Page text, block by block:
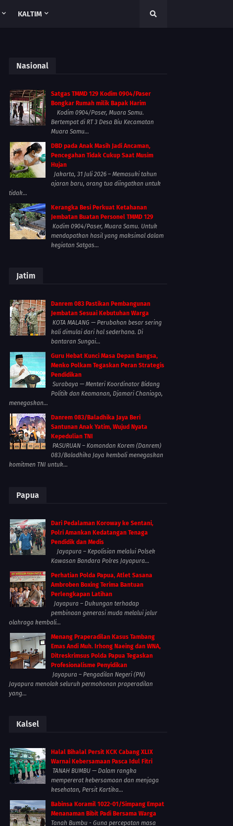
KALTIM
Nasional
Satgas TMMD 129 Kodim 0904/Paser
Bongkar Rumah milik Bapak Harim
Kodim 0904/Paser, Muara Samu.
Bertempat di RT 3 Desa Biu Kecamatan
Muara Samu...
DBD pada Anak Masih Jadi Ancaman,
Pencegahan Tidak Cukup Saat Musim
Hujan
Jakarta, 31 Juli 2026 – Memasuki tahun
ajaran baru, orang tua diingatkan untuk
tidak...
Kerangka Besi Perkuat Ketahanan
Jembatan Buatan Personel TMMD 129
Kodim 0904/Paser, Muara Samu. Untuk
mendapatkan hasil yang maksimal dalam
kegiatan Satgas...
Jatim
Danrem 083 Pastikan Pembangunan
Jembatan Sesuai Kebutuhan Warga
KOTA MALANG — Perubahan besar sering
kali dimulai dari hal sederhana. Di
bantaran Sungai...
Guru Hebat Kunci Masa Depan Bangsa,
Menko Polkam Tegaskan Peran Strategis
Pendidikan
Surabaya — Menteri Koordinator Bidang
Politik dan Keamanan, Djamari Chaniago,
menegaskan...
Danrem 083/Baladhika Jaya Beri
Santunan Anak Yatim, Wujud Nyata
Kepedulian TNI
PASURUAN – Komandan Korem (Danrem)
083/Baladhika Jaya kembali menegaskan
komitmen TNI untuk...
Papua
Dari Pedalaman Koroway ke Sentani,
Polri Amankan Kedatangan Tenaga
Pendidik dan Medis
Jayapura – Kepolisian melalui Polsek
Kawasan Bandara Polres Jayapura...
Perhatian Polda Papua, Atlet Sasana
Ambroben Boxing Terima Bantuan
Perlengkapan Latihan
Jayapura – Dukungan terhadap
pembinaan generasi muda melalui jalur
olahraga kembali...
Menang Praperadilan Kasus Tambang
Emas Andi Muh. Irhong Naeing dan WNA,
Ditreskrimsus Polda Papua Tegaskan
Profesionalisme Penyidikan
Jayapura – Pengadilan Negeri (PN)
Jayapura menolak seluruh permohonan praperadilan
yang...
Kalsel
Halal Bihalal Persit KCK Cabang XLIX
Warnai Kebersamaan Pasca Idul Fitri
TANAH BUMBU — Dalam rangka
mempererat kebersamaan dan menjaga
kesehatan, Persit Kartika...
Babinsa Koramil 1022-01/Simpang Empat
Menanaman Bibit Padi Bersama Warga
Tanah Bumbu - Guna percepatan masa